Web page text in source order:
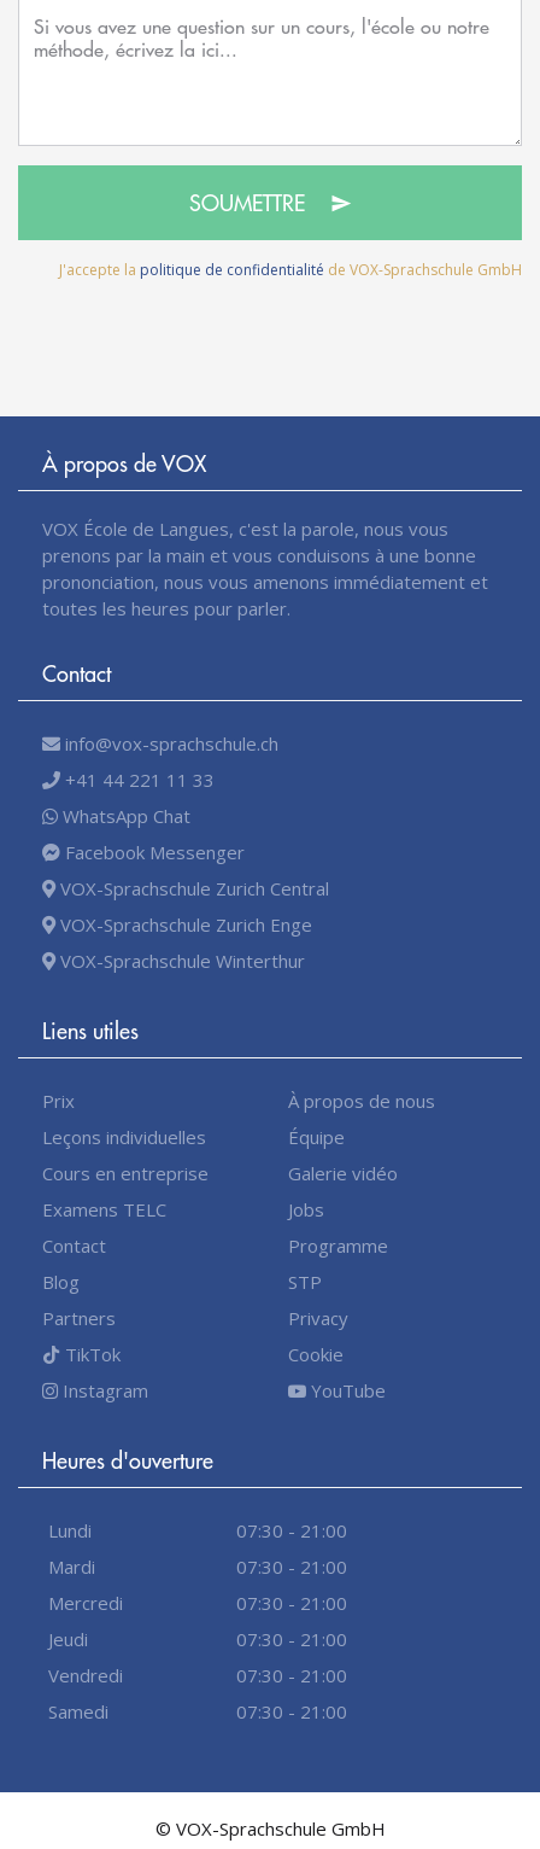
SOUMETTRE
J'accepte la politique de confidentialité de VOX-Sprachschule GmbH
À propos de VOX
VOX École de Langues, c'est la parole, nous vous
prenons par la main et vous conduisons à une bonne
prononciation, nous vous amenons immédiatement et
toutes les heures pour parler.
Contact
info@vox-sprachschule.ch
+41 44 221 11 33
WhatsApp Chat
Facebook Messenger
VOX-Sprachschule Zurich Central
VOX-Sprachschule Zurich Enge
VOX-Sprachschule Winterthur
Liens utiles
Prix
Leçons individuelles
Cours en entreprise
Examens TELC
Contact
Blog
Partners
TikTok
Instagram
À propos de nous
Équipe
Galerie vidéo
Jobs
Programme
STP
Privacy
Cookie
YouTube
Heures d'ouverture
Lundi
07:30 - 21:00
Mardi
07:30 - 21:00
Mercredi
07:30 - 21:00
Jeudi
07:30 - 21:00
Vendredi
07:30 - 21:00
Samedi
07:30 - 21:00
© VOX-Sprachschule GmbH